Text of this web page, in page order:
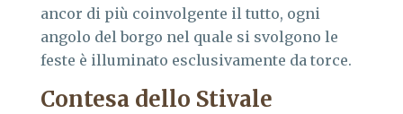
ancor di più coinvolgente il tutto, ogni
angolo del borgo nel quale si svolgono le
feste è illuminato esclusivamente da torce.
Contesa dello Stivale